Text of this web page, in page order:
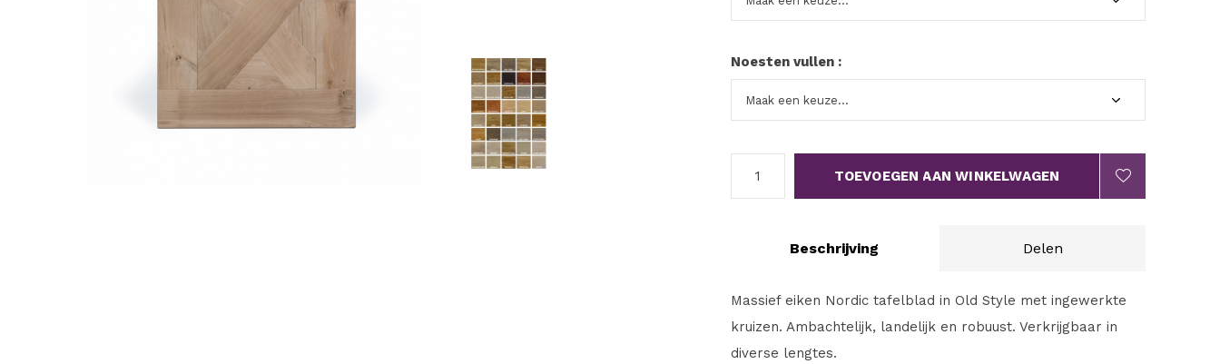
Noesten vullen :
TOEVOEGEN AAN WINKELWAGEN
Beschrijving Delen
Massief eiken Nordic tafelblad in Old Style met ingewerkte
kruizen. Ambachtelijk, landelijk en robuust. Verkrijgbaar in
diverse lengtes.